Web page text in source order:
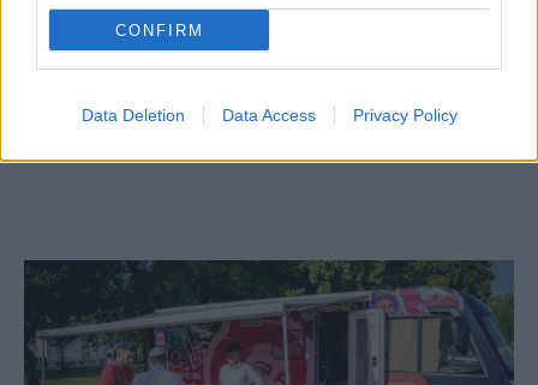
CONFIRM
Data Deletion Data Access Privacy Policy
alijázó érkezett Izraelbe